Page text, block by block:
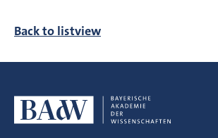
Back to listview